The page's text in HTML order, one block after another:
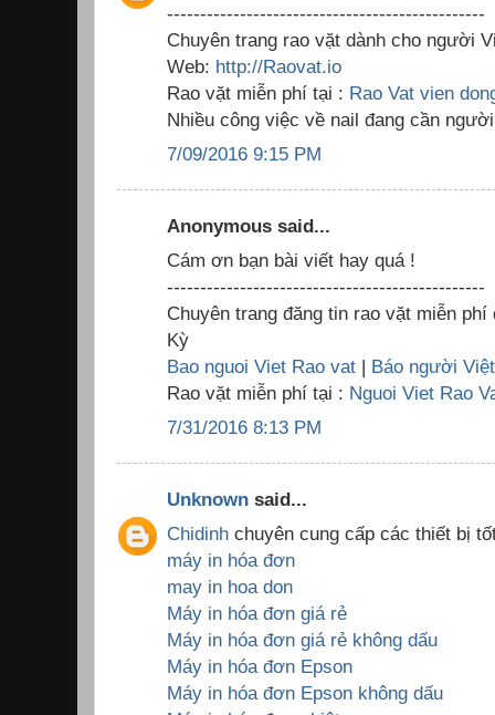
------------------------------------------------
Chuyên trang rao vặt dành cho người
Web: http://Raovat.io
Rao vặt miễn phí tại : Rao Vat vien
Nhiều công việc về nail đang cần
7/09/2016 9:15 PM
Anonymous said...
Cám ơn bạn bài viết hay quá !
------------------------------------------------
Chuyên trang đăng tin rao vặt miễn
Kỳ
Bao nguoi Viet Rao vat | Báo người
Rao vặt miễn phí tại : Nguoi Viet Rao
7/31/2016 8:13 PM
Unknown said...
Chidinh chuyên cung cấp các thiết bị
máy in hóa đơn
may in hoa don
Máy in hóa đơn giá rẻ
Máy in hóa đơn giá rẻ không dấu
Máy in hóa đơn Epson
Máy in hóa đơn Epson không dấu